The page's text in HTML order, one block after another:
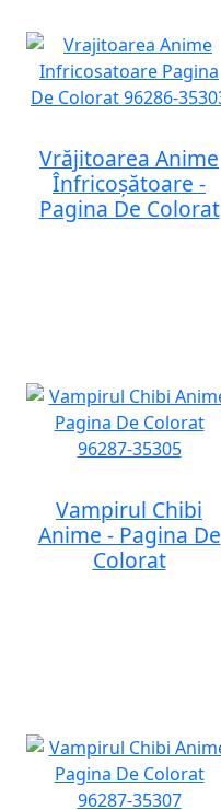
Vrăjitoarea Anime
Înfricoșătoare -
Pagina De Colorat
Vampirul Chibi
Anime - Pagina De
Colorat